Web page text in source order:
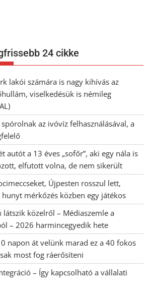
24 cikke
lakói számára is nagy kihívás az
viselkedésük is némileg
az ivóvíz felhasználásával, a
autót a 13 éves „sofőr”, aki egy nála is
elfutott volna, de nem sikerült
Újpesten rosszul lett,
mérkőzés közben egy játékos
látszik közelről – Médiaszemle a
– 2026 harmincegyedik hete
napon át velünk marad ez a 40 fokos
most fog ráerősíteni
– Így kapcsolható a vállalati